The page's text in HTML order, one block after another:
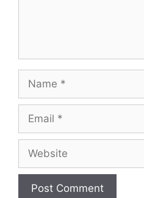
Name
Email
Website